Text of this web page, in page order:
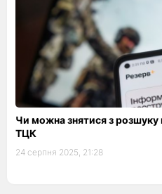
Чи можна знятися з розшуку
ТЦК
24 серпня 2025, 21:28